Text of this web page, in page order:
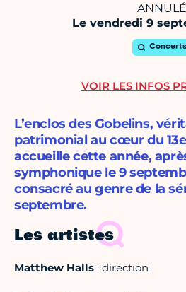
ANNULÉ
Le vendredi 9
Concerts
L’enclos des Gobelins,
patrimonial au cœur du
accueille cette année,
symphonique le 9
consacré au genre de la
septembre.
Les artistes
Matthew Halls : direction
VOIR LES INFOS